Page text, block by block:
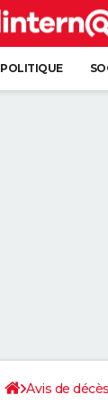
POLITIQUE
Avis de décès